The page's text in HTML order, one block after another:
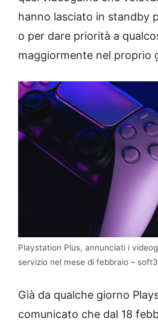
hanno lasciato in standby
o per dare priorità a
maggiormente nel proprio
Playstation Plus, annunciati i
servizio nel mese di febbraio –
Già da qualche giorno
comunicato che dal 18